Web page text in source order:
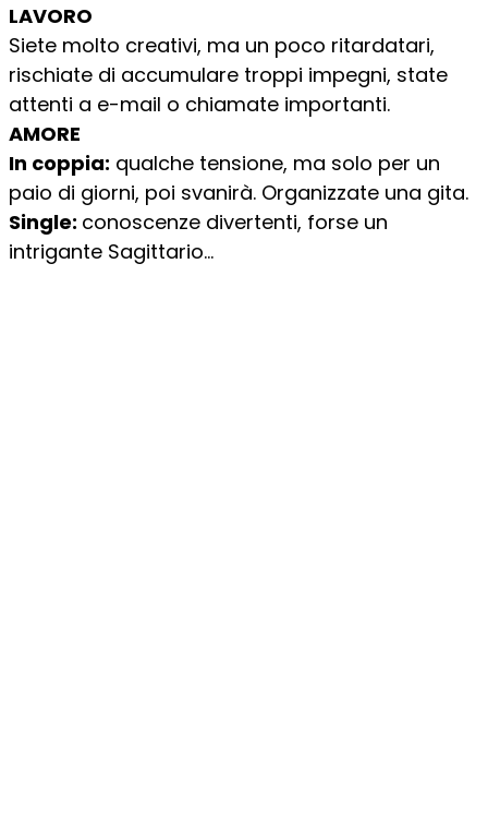
LAVORO
Siete molto creativi, ma un poco ritardatari,
rischiate di accumulare troppi impegni, state
attenti a e-mail o chiamate importanti.
AMORE
In coppia: qualche tensione, ma solo per un
paio di giorni, poi svanirà. Organizzate una gita.
Single: conoscenze divertenti, forse un
intrigante Sagittario…